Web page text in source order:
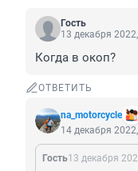
Гость
13 декабря
Когда в окоп?
ОТВЕТИТЬ
na_motorcycle
14 декабря
Гость13 декабря